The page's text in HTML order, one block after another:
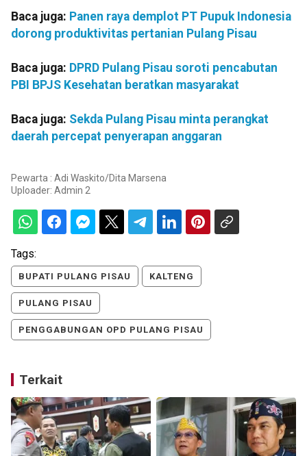
Baca juga: Panen raya demplot PT Pupuk Indonesia
dorong produktivitas pertanian Pulang Pisau
Baca juga: DPRD Pulang Pisau soroti pencabutan
PBI BPJS Kesehatan beratkan masyarakat
Baca juga: Sekda Pulang Pisau minta perangkat
daerah percepat penyerapan anggaran
Pewarta : Adi Waskito/Dita Marsena
Uploader: Admin 2
Tags:
BUPATI PULANG PISAU KALTENG
PULANG PISAU
PENGGABUNGAN OPD PULANG PISAU
Terkait